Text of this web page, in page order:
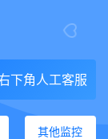
下角人工客服
其他监控